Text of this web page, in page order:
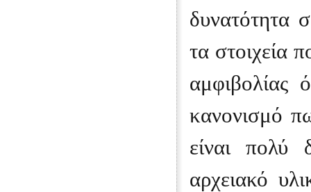
δυνατότητα
τα στοιχεία
αμφιβολίας
κανονισμό
είναι πολύ
αρχειακό